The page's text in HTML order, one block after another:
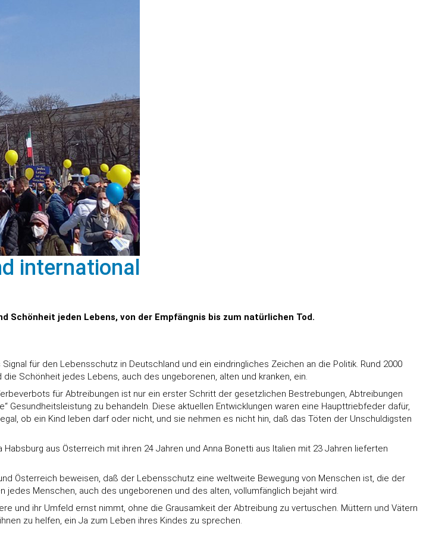
international
Schönheit jeden Lebens, von der Empfängnis bis zum natürlichen Tod.
für den Lebensschutz in Deutschland und ein eindringliches Zeichen an die Politik. Rund 2000
Schönheit jedes Lebens, auch des ungeborenen, alten und kranken, ein.
für Abtreibungen ist nur ein erster Schritt der gesetzlichen Bestrebungen, Abtreibungen
zu behandeln. Diese aktuellen Entwicklungen waren eine Haupttriebfeder dafür,
ob ein Kind leben darf oder nicht, und sie nehmen es nicht hin, daß das Töten der Unschuldigsten
aus Österreich mit ihren 24 Jahren und Anna Bonetti aus Italien mit 23 Jahren lieferten
Österreich beweisen, daß der Lebensschutz eine weltweite Bewegung von Menschen ist, die der
Menschen, auch des ungeborenen und des alten, vollumfänglich bejaht wird.
und ihr Umfeld ernst nimmt, ohne die Grausamkeit der Abtreibung zu vertuschen. Müttern und Vätern
zu helfen, ein Ja zum Leben ihres Kindes zu sprechen.